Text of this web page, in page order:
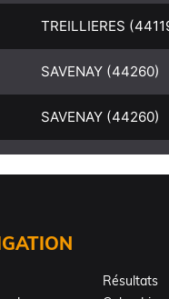
Résultats